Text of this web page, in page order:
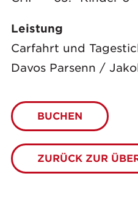
Leistung
Carfahrt und
Davos Parsenn /
BUCHEN
ZURÜCK ZUR